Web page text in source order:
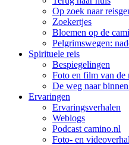
Op zoek naar
Zoekertjes
Bloemen op de
Pelgrimswegen:
Spirituele reis
Bespiegelingen
Foto en film van de
De weg naar
Ervaringen
Ervaringsverhalen
Weblogs
Podcast camino.nl
Foto- en